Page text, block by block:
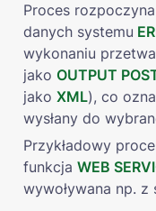
Proces
danych systemu
wykonaniu
jako OUTPUT
jako XML), co
wysłany do
Przykładowy
funkcja WEB
wywoływana np. z